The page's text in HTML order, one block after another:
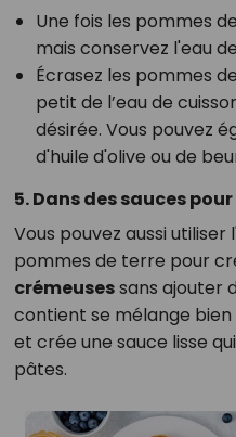
Une fois les pommes
mais conservez l'eau
Écrasez les pommes
petit de l’eau de
désirée. Vous pouvez
d'huile d'olive ou de
5. Dans des sauces
Vous pouvez aussi utiliser
pommes de terre pour
crémeusessans ajouter
contient se mélange
et crée une sauce lisse
pâtes.